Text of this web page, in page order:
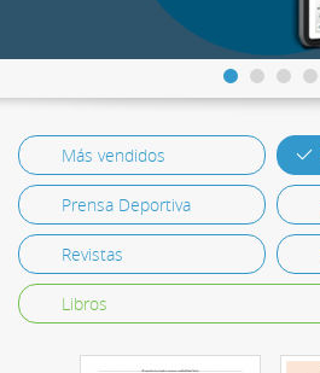
Más vendidos
Prensa Deportiva
Revistas
Libros